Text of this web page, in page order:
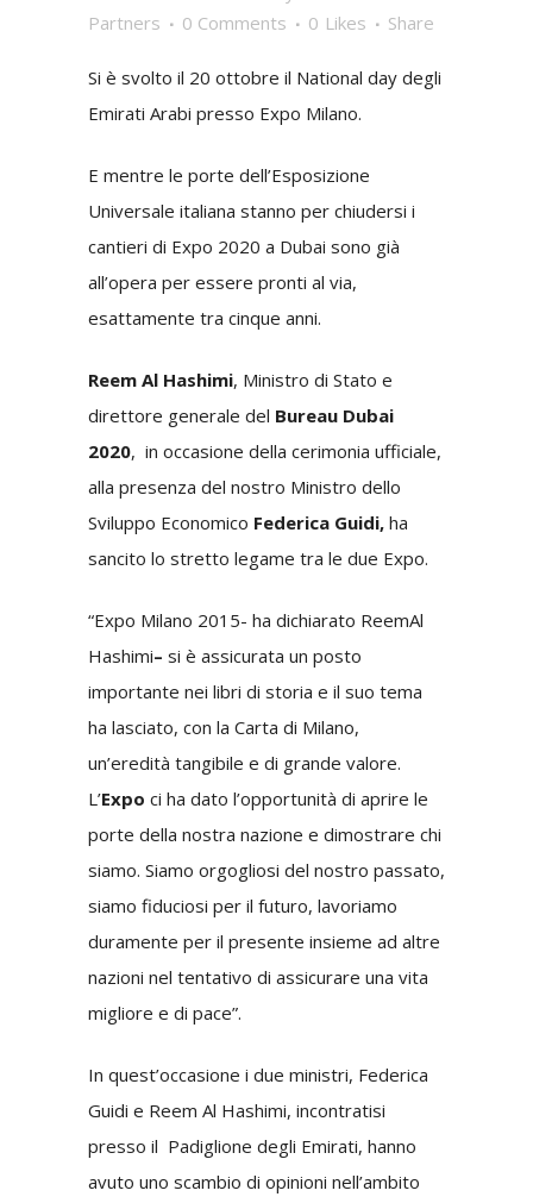
Partners
0 Comments 0 Likes Share
Si è svolto il 20 ottobre il National day degli
Emirati Arabi presso Expo Milano.
E mentre le porte dell’Esposizione
Universale italiana stanno per chiudersi i
cantieri di Expo 2020 a Dubai sono già
all’opera per essere pronti al via,
esattamente tra cinque anni.
Reem Al Hashimi, Ministro di Stato e
direttore generale del Bureau Dubai
2020, in occasione della cerimonia ufficiale,
alla presenza del nostro Ministro dello
Sviluppo Economico Federica Guidi, ha
sancito lo stretto legame tra le due Expo.
“Expo Milano 2015- ha dichiarato ReemAl
Hashimi– si è assicurata un posto
importante nei libri di storia e il suo tema
ha lasciato, con la Carta di Milano,
un’eredità tangibile e di grande valore.
L’Expo ci ha dato l’opportunità di aprire le
porte della nostra nazione e dimostrare chi
siamo. Siamo orgogliosi del nostro passato,
siamo fiduciosi per il futuro, lavoriamo
duramente per il presente insieme ad altre
nazioni nel tentativo di assicurare una vita
migliore e di pace”.
In quest’occasione i due ministri, Federica
Guidi e Reem Al Hashimi, incontratisi
presso il Padiglione degli Emirati, hanno
avuto uno scambio di opinioni nell’ambito